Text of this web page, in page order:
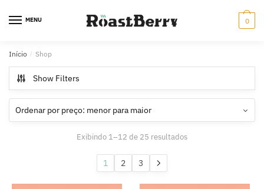
MENU 0
Início / Shop
Show Filters
Exibindo 1–12 de 25 resultadosOrdenado
para
1 2 3